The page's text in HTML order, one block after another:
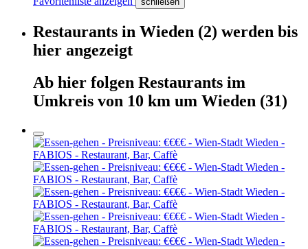
Restaurants in Wieden (2) werden bis
hier angezeigt
Ab hier folgen Restaurants im
Umkreis von 10 km um Wieden (31)